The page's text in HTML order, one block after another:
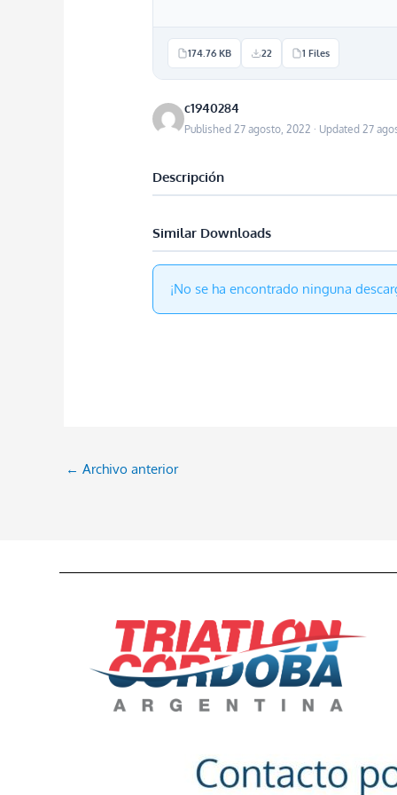
174.76 KB 22 1 Files
c1940284
Published 27 agosto, 2022 · Updated 27
Descripción
Similar Downloads
¡No se ha encontrado ninguna
← Archivo anterior